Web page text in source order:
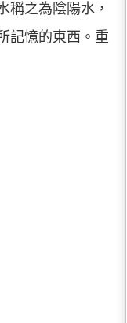
稱之為陰陽水，
記憶的東西。重